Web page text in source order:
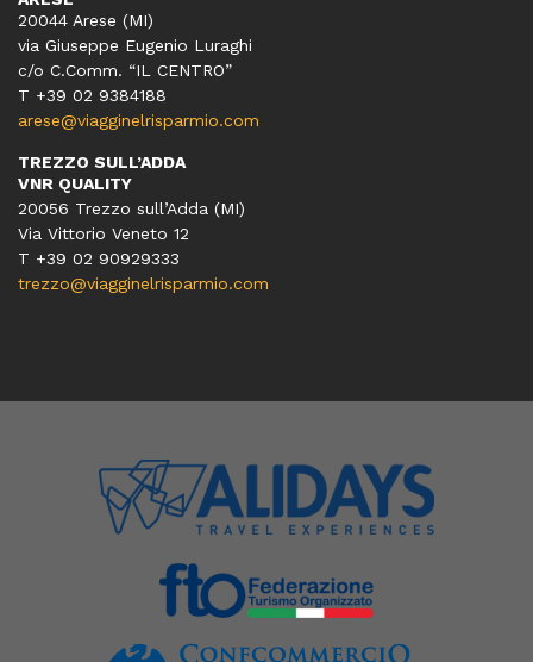
20044 Arese (MI)
via Giuseppe Eugenio Luraghi
c/o C.Comm. “IL CENTRO”
T +39 02 9384188
arese@viagginelrisparmio.com
TREZZO SULL’ADDA
VNR QUALITY
20056 Trezzo sull’Adda (MI)
Via Vittorio Veneto 12
T +39 02 90929333
trezzo@viagginelrisparmio.com